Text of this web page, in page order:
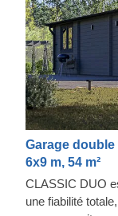
Garage double
6x9 m, 54 m²
CLASSIC DUO
une fiabilité